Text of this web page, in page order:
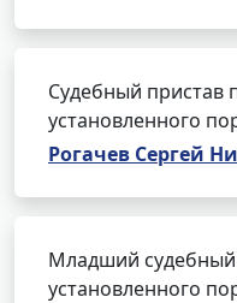
Судебный пристав
установленного
Рогачев Сергей
Младший
установленного